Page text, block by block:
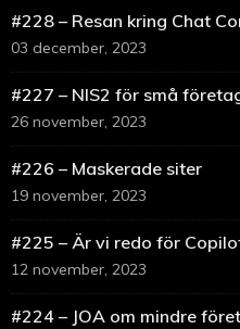
#228 – Resan kring Chat
03 december, 2023
#227 – NIS2 för små
26 november, 2023
#226 – Maskerade siter
19 november, 2023
#225 – Är vi redo för
12 november, 2023
#224 – JOA om mindre